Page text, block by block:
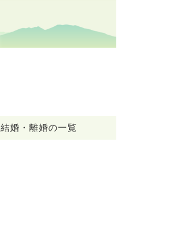
結婚・離婚の一覧